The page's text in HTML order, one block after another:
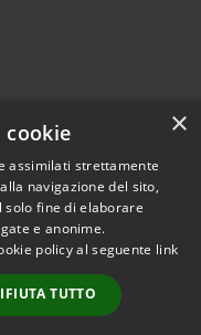
© 2026 • Comune di
de' Pecchi • Powered
Municipium•Accesso
redazione
×
assimilati strettamente
navigazione del sito,
solo fine di elaborare
e anonime.
policy al seguente link
TUTTO